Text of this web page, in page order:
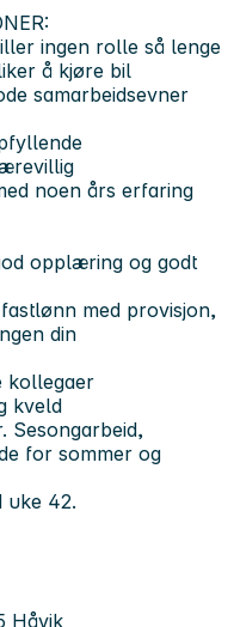
ingen rolle så lenge
å kjøre bil
samarbeidsevner
noen års erfaring
opplæring og godt
med provisjon,
din
kollegaer
kveld
Sesongarbeid,
for sommer og
uke 42.
Håvik